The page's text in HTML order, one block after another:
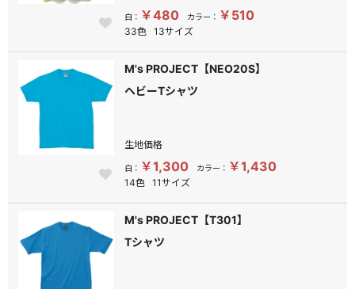
白： ￥480 カラー： ￥510
33色 13サイズ
M's PROJECT【NEO20S】
ヘビーTシャツ
生地価格
白： ￥1,300 カラー： ￥1,430
14色 11サイズ
M's PROJECT【T301】
Tシャツ